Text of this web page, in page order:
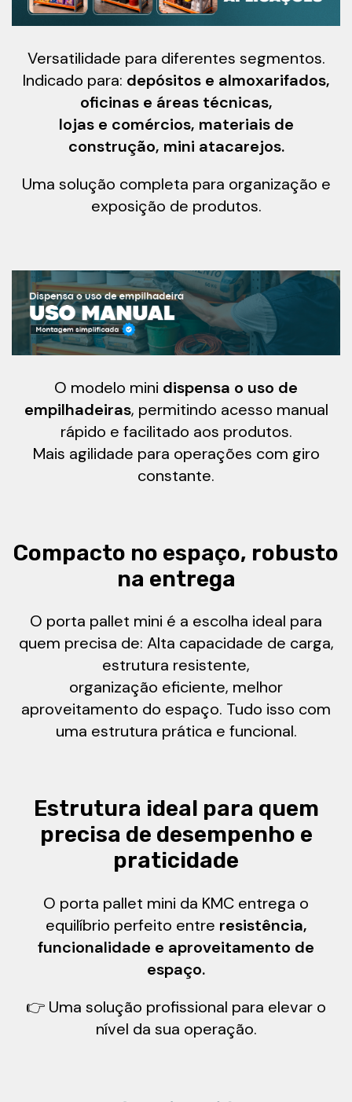
Versatilidade para diferentes segmentos.
Indicado para: depósitos e almoxarifados,
oficinas e áreas técnicas,
lojas e comércios, materiais de
construção, mini atacarejos.
Uma solução completa para organização e
exposição de produtos.
O modelo mini dispensa o uso de
empilhadeiras, permitindo acesso manual
rápido e facilitado aos produtos.
Mais agilidade para operações com giro
constante.
Compacto no espaço, robusto
na entrega
O porta pallet mini é a escolha ideal para
quem precisa de: Alta capacidade de carga,
estrutura resistente,
organização eficiente, melhor
aproveitamento do espaço. Tudo isso com
uma estrutura prática e funcional.
Estrutura ideal para quem
precisa de desempenho e
praticidade
O porta pallet mini da KMC entrega o
equilíbrio perfeito entre resistência,
funcionalidade e aproveitamento de
espaço.
👉 Uma solução profissional para elevar o
nível da sua operação.